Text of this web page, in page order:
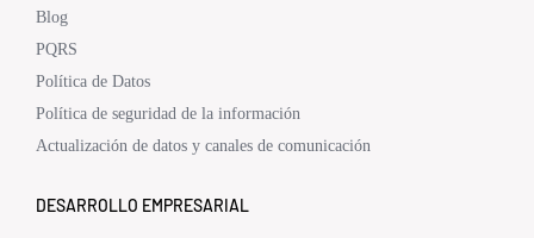
Blog
PQRS
Política de Datos
Política de seguridad de la información
Actualización de datos y canales de comunicación
DESARROLLO EMPRESARIAL